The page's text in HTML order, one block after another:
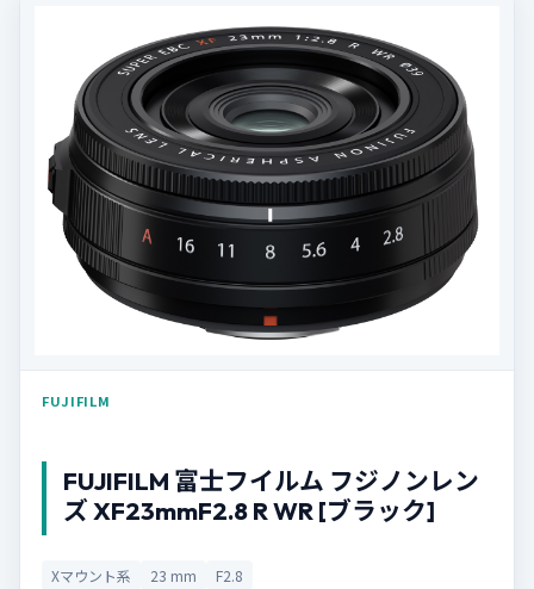
FUJIFILM
FUJIFILM 富士フイルム フジノンレン
ズ XF23mmF2.8 R WR [ブラック]
Xマウント系 23 mm F2.8